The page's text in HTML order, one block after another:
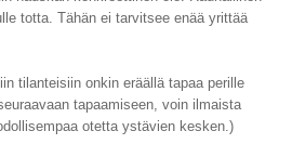
totta. Tähän ei tarvitsee enää yrittää
tilanteisiin onkin eräällä tapaa perille
tapaamiseen, voin ilmaista
otetta ystävien kesken.)